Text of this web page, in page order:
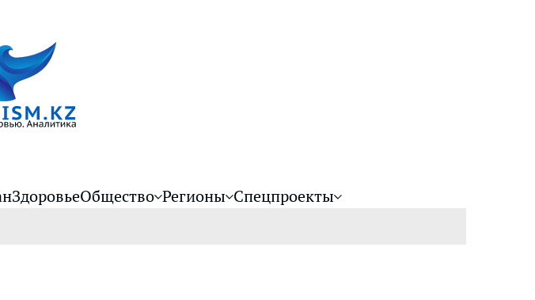
ЗдоровьеОбщество Регионы Спецпроекты